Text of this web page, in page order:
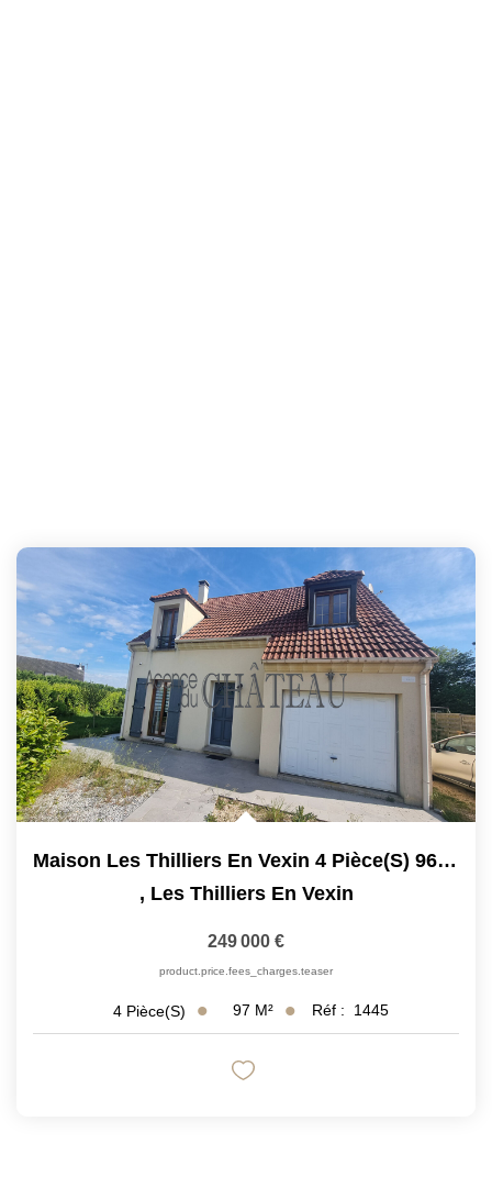
Maison Les Thilliers En Vexin 4 Pièce(s) 96.94 M2
, Les Thilliers En Vexin
249 000 €
product.price.fees_charges.teaser
4 Pièce(s) 97 M² Réf : 1445